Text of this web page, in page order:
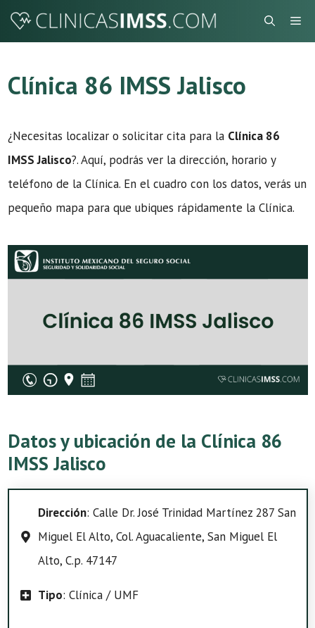
Saltar
Clínica 86 IMSS Jalisco
¿Necesitas localizar o solicitar cita para la Clínica 86
IMSS Jalisco?. Aquí, podrás ver la dirección, horario y
teléfono de la Clínica. En el cuadro con los datos, verás un
pequeño mapa para que ubiques rápidamente la Clínica.
Datos y ubicación de la Clínica 86
IMSS Jalisco
Dirección: Calle Dr. José Trinidad Martínez 287 San
Miguel El Alto, Col. Aguacaliente, San Miguel El
Alto, C.p. 47147
Tipo: Clínica / UMF